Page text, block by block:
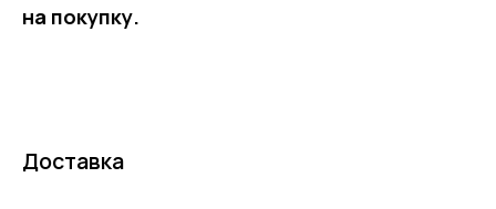
на покупку.
Доставка